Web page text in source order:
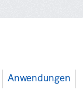
Anwendungen